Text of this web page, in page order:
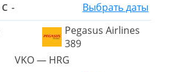
С -
Выбрать даты
Pegasus Airlines
389
VKO — HRG